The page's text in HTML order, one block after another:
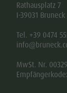
Rathausplatz 7
I-39031 Bruneck
Tel. +39 0474
MwSt. Nr.